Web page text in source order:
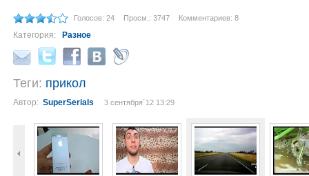
Голосов: 24 Просм.: 3747 Комментариев: 8
Категория: Разное
Теги: прикол
Автор: SuperSerials 3 сентября´12 13:29